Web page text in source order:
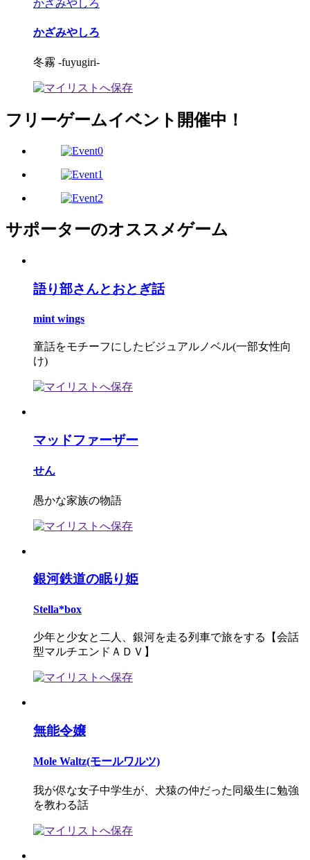
かざみやしろ
かざみやしろ
冬霧 -fuyugiri-
フリーゲームイベント開催中！
サポーターのオススメゲーム
語り部さんとおとぎ話
mint wings
童話をモチーフにしたビジュアルノベル(一部女性向
け)
マッドファーザー
せん
愚かな家族の物語
銀河鉄道の眠り姫
Stella*box
少年と少女と二人、銀河を走る列車で旅をする【会話
型マルチエンドＡＤＶ】
無能令嬢
Mole Waltz(モールワルツ)
我が侭な女子中学生が、犬猿の仲だった同級生に勉強
を教わる話